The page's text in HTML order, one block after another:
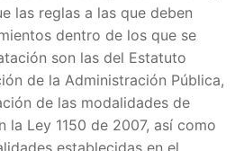
las reglas a las que deben
dentro de los que se
son las del Estatuto
de la Administración Pública,
de las modalidades de
la Ley 1150 de 2007, así como
establecidas en el